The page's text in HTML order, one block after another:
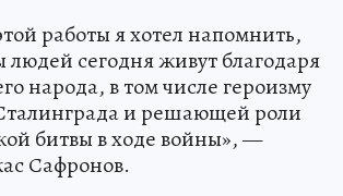
работы я хотел напомнить,
сегодня живут благодаря
народа, в том числе героизму
и решающей роли
битвы в ходе войны», —
Сафронов.